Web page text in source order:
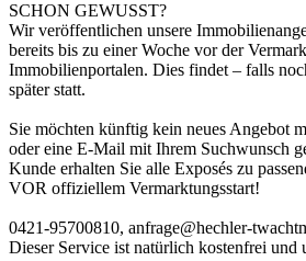
SCHON GEWUSST?
Wir veröffentlichen unsere
bereits bis zu einer Woche vor der
Immobilienportalen. Dies findet – falls
später statt.
Sie möchten künftig kein neues Angebot
oder eine E-Mail mit Ihrem Suchwunsch
Kunde erhalten Sie alle Exposés zu
VOR offiziellem Vermarktungsstart!
0421-95700810, anfrage@hechler-
Dieser Service ist natürlich kostenfrei und